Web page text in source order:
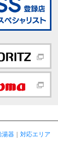
湯器｜ 対応エリア